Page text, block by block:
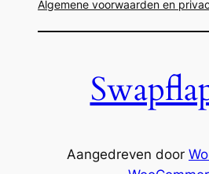
Algemene voorwaarden en
Aangedreven door